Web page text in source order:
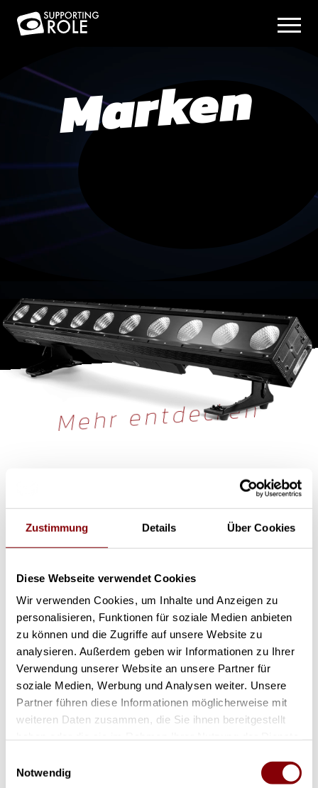
Zustimmung Details Über Cookies
Diese Webseite verwendet Cookies
Wir verwenden Cookies, um Inhalte und Anzeigen zu
personalisieren, Funktionen für soziale Medien anbieten
zu können und die Zugriffe auf unsere Website zu
analysieren. Außerdem geben wir Informationen zu Ihrer
Verwendung unserer Website an unsere Partner für
soziale Medien, Werbung und Analysen weiter. Unsere
Partner führen diese Informationen möglicherweise mit
weiteren Daten zusammen, die Sie ihnen bereitgestellt
Notwendig
Marken
Mehr entdecken
Gebraucht